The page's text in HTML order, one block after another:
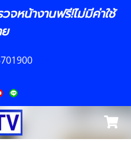
จหน้างานฟรี!ไม่มีค่าใช้